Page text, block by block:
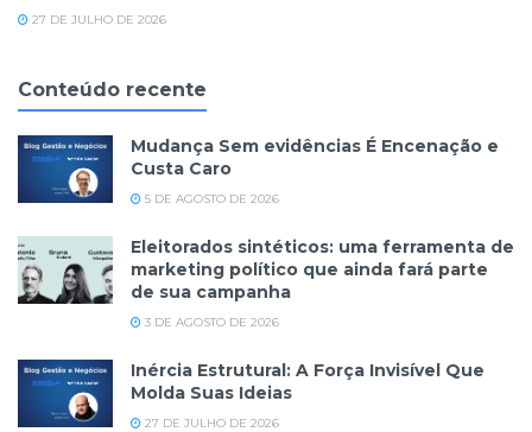
27 DE JULHO DE 2026
Conteúdo recente
Mudança Sem evidências É Encenação e
Custa Caro
5 DE AGOSTO DE 2026
Eleitorados sintéticos: uma ferramenta de
marketing político que ainda fará parte
de sua campanha
3 DE AGOSTO DE 2026
Inércia Estrutural: A Força Invisível Que
Molda Suas Ideias
27 DE JULHO DE 2026